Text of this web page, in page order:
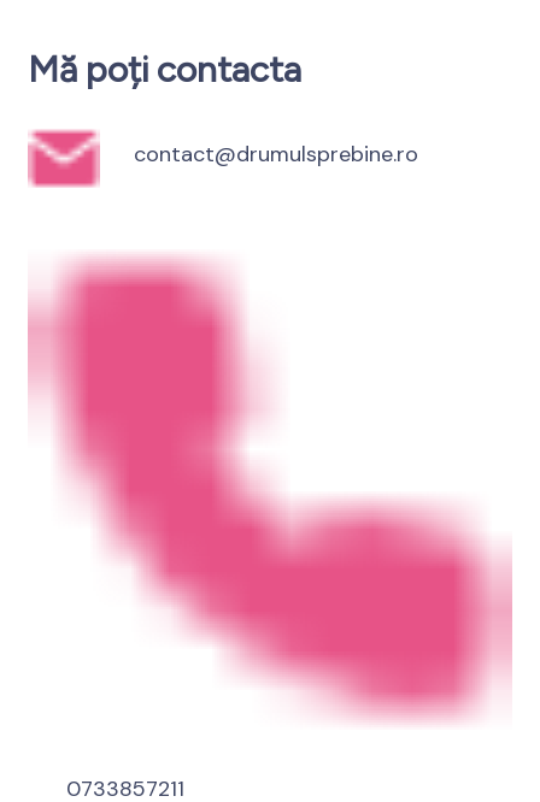
Mă poți contacta
contact@drumulsprebine.ro
0733857211